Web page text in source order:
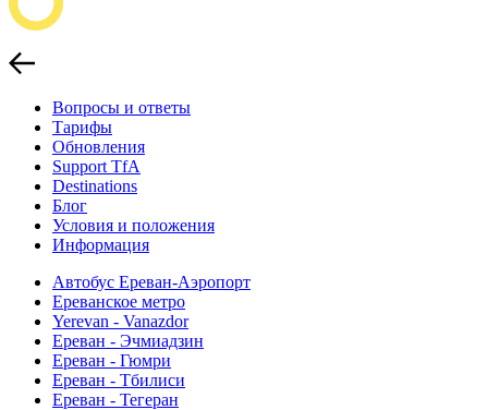
Вопросы и ответы
Тарифы
Обновления
Support TfA
Destinations
Блог
Условия и положения
Информация
Автобус Ереван-Аэропорт
Ереванское метро
Yerevan - Vanazdor
Ереван - Эчмиадзин
Ереван - Гюмри
Ереван - Тбилиси
Ереван - Тегеран